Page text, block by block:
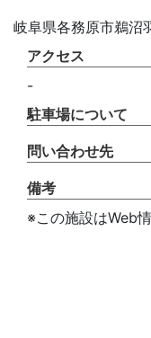
岐阜県各務原市鵜沼
アクセス
-
駐車場について
問い合わせ先
備考
※この施設はWeb